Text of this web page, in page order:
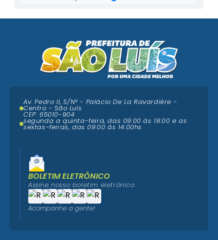
Av. Pedro II, S/N° - Palácio De La Ravardière -
Centro - São Luís
CEP: 65010-904
segunda a quinta-feira, das 09:00 ás 18:00 e as
sextas-feiras, das 09:00 às 14:00hs
BOLETIM ELETRÔNICO
Assine nosso boletim eletrônico
Acompanhe a gente!